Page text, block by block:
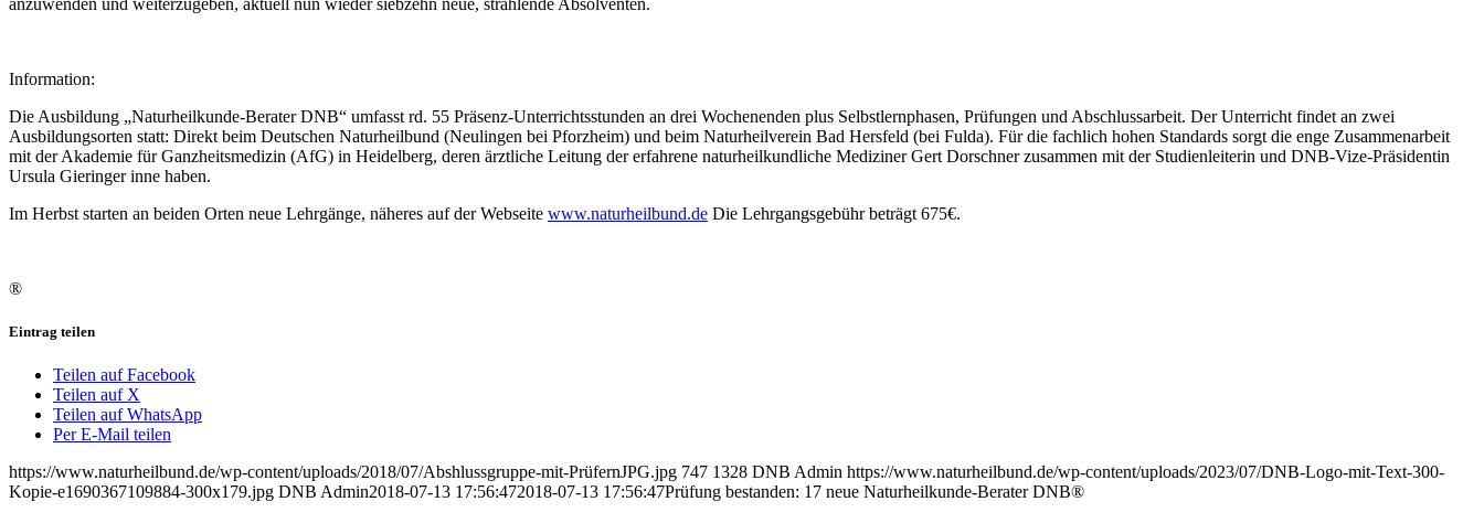
Information:
Die Ausbildung „Naturheilkunde-Berater DNB“ umfasst rd. 55 Präsenz-Unterrichtsstunden an drei Wochenenden plus Selbstlernphasen, Prüfungen und Abschlussarbeit. Der Unterricht findet an zwei
Ausbildungsorten statt: Direkt beim Deutschen Naturheilbund (Neulingen bei Pforzheim) und beim Naturheilverein Bad Hersfeld (bei Fulda). Für die fachlich hohen Standards sorgt die enge Zusammenarbeit
mit der Akademie für Ganzheitsmedizin (AfG) in Heidelberg, deren ärztliche Leitung der erfahrene naturheilkundliche Mediziner Gert Dorschner zusammen mit der Studienleiterin und DNB-Vize-Präsidentin
Ursula Gieringer inne haben.
Im Herbst starten an beiden Orten neue Lehrgänge, näheres auf der Webseite www.naturheilbund.de Die Lehrgangsgebühr beträgt 675€.
®
Eintrag teilen
Teilen auf Facebook
Teilen auf X
Teilen auf WhatsApp
Per E-Mail teilen
https://www.naturheilbund.de/wp-content/uploads/2018/07/Abshlussgruppe-mit-PrüfernJPG.jpg 747 1328 DNB Admin https://www.naturheilbund.de/wp-content/uploads/2023/07/DNB-Logo-mit-Text-300-
Kopie-e1690367109884-300x179.jpg DNB Admin2018-07-13 17:56:472018-07-13 17:56:47Prüfung bestanden: 17 neue Naturheilkunde-Berater DNB®